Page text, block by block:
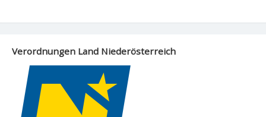
Verordnungen Land Niederösterreich